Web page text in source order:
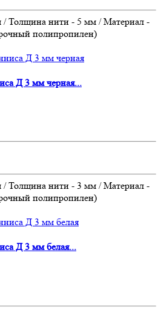
/ Толщина нити - 5 мм / Материал -
полипропилен)
Д 3 мм черная...
/ Толщина нити - 3 мм / Материал -
полипропилен)
Д 3 мм белая...